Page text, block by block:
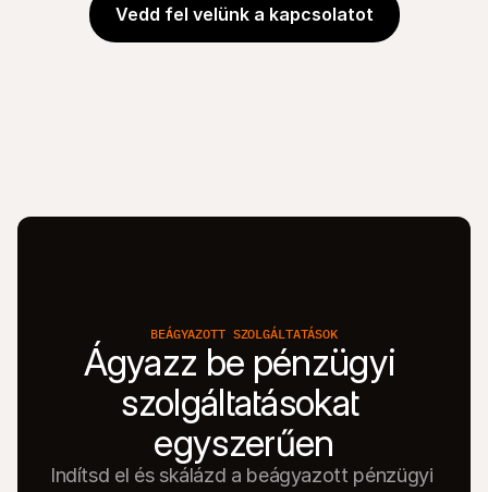
Vedd fel velünk a kapcsolatot
BEÁGYAZOTT SZOLGÁLTATÁSOK
Ágyazz be pénzügyi
szolgáltatásokat
egyszerűen
Indítsd el és skálázd a beágyazott pénzügyi